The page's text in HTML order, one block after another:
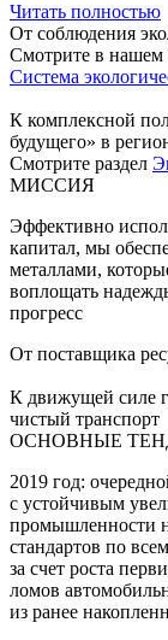
Читать полностью
От соблюдения
Смотрите в нашем
Система
К комплексной
будущего» в
Смотрите раздел
МИССИЯ
Эффективно
капитал, мы
металлами,
воплощать
прогресс
От поставщика
К движущей силе
чистый транспорт
ОСНОВНЫЕ
2019 год:
с устойчивым
промышленности
стандартов по
за счет роста
ломов
из ранее